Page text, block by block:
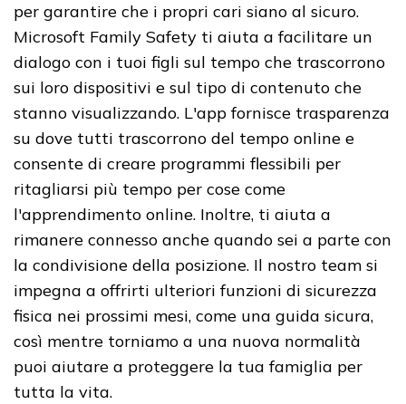
per garantire che i propri cari siano al sicuro.
Microsoft Family Safety ti aiuta a facilitare un
dialogo con i tuoi figli sul tempo che trascorrono
sui loro dispositivi e sul tipo di contenuto che
stanno visualizzando. L'app fornisce trasparenza
su dove tutti trascorrono del tempo online e
consente di creare programmi flessibili per
ritagliarsi più tempo per cose come
l'apprendimento online. Inoltre, ti aiuta a
rimanere connesso anche quando sei a parte con
la condivisione della posizione. Il nostro team si
impegna a offrirti ulteriori funzioni di sicurezza
fisica nei prossimi mesi, come una guida sicura,
così mentre torniamo a una nuova normalità
puoi aiutare a proteggere la tua famiglia per
tutta la vita.